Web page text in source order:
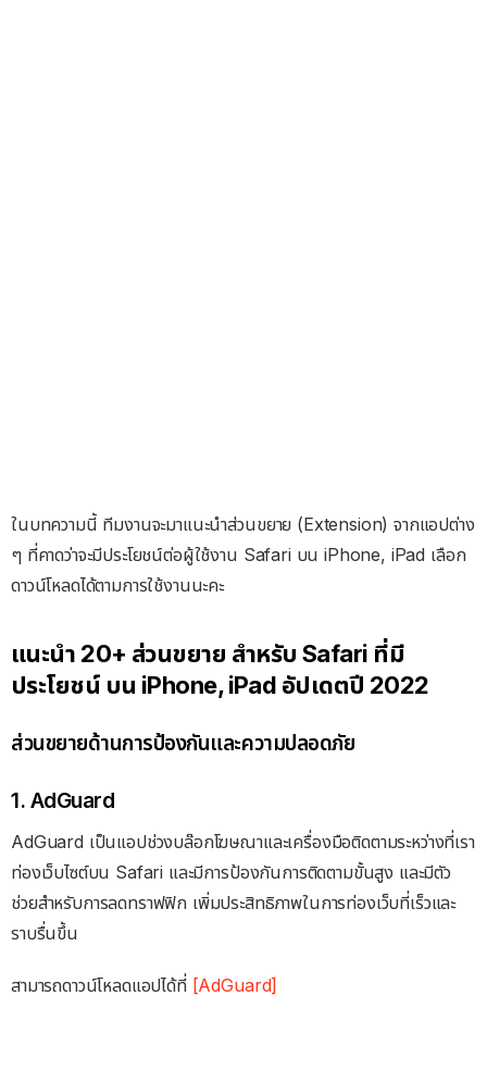
ในบทความนี้ ทีมงานจะมาแนะนำส่วนขยาย (Extension) จากแอปต่าง
ๆ ที่คาดว่าจะมีประโยชน์ต่อผู้ใช้งาน Safari บน iPhone, iPad เลือก
ดาวน์โหลดได้ตามการใช้งานนะคะ
แนะนำ 20+ ส่วนขยาย สำหรับ Safari ที่มี
ประโยชน์ บน iPhone, iPad อัปเดตปี 2022
ส่วนขยายด้านการป้องกันและความปลอดภัย
1. AdGuard
AdGuard เป็นแอปช่วงบล๊อกโฆษณาและเครื่องมือติดตามระหว่างที่เรา
ท่องเว็บไซต์บน Safari และมีการป้องกันการติดตามขั้นสูง และมีตัว
ช่วยสำหรับการลดทราฟฟิก เพิ่มประสิทธิภาพในการท่องเว็บที่เร็วและ
ราบรื่นขึ้น
สามารถดาวน์โหลดแอปได้ที่ [AdGuard]